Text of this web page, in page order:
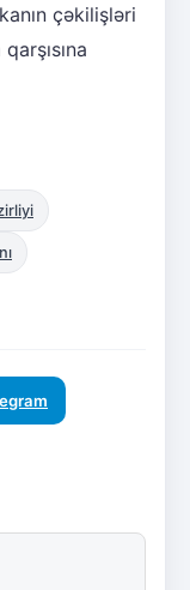
çəkilişləri